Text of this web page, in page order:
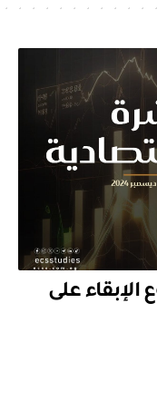
47: أسبوع الإبقاء على